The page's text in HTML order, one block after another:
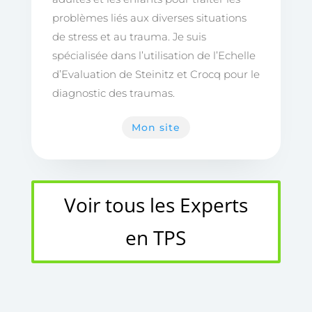
problèmes liés aux diverses situations
de stress et au trauma. Je suis
spécialisée dans l’utilisation de l’Echelle
d’Evaluation de Steinitz et Crocq pour le
diagnostic des traumas.
Mon site
Voir tous les Experts
en TPS